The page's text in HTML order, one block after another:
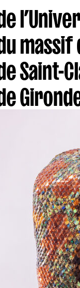
massif
Saint-